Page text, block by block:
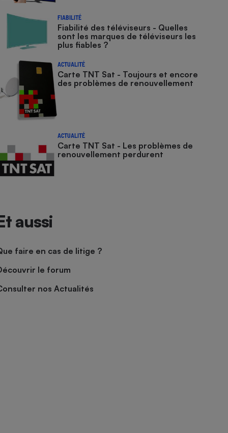
FIABILITÉ
Fiabilité des téléviseurs - Quelles
sont les marques de téléviseurs les
plus fiables ?
ACTUALITÉ
Carte TNT Sat - Toujours et encore
des problèmes de renouvellement
ACTUALITÉ
Carte TNT Sat - Les problèmes de
renouvellement perdurent
aussi
faire en cas de litige ?
le forum
nos Actualités